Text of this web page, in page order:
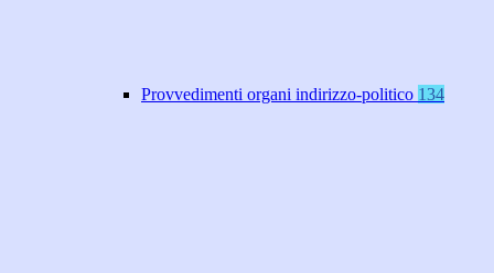
Provvedimenti organi indirizzo-politico 134